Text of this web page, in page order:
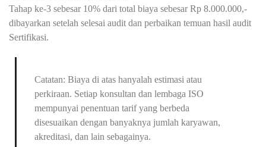
Tahap ke-3 sebesar 10% dari total biaya sebesar Rp 8.000.000,-
dibayarkan setelah selesai audit dan perbaikan temuan hasil audit
Sertifikasi.
Catatan: Biaya di atas hanyalah estimasi atau
perkiraan. Setiap konsultan dan lembaga ISO
mempunyai penentuan tarif yang berbeda
disesuaikan dengan banyaknya jumlah karyawan,
akreditasi, dan lain sebagainya.